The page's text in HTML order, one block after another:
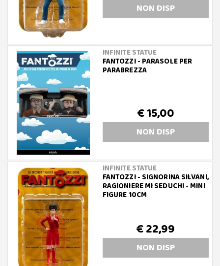
NON DISP
INFINITE STATUE
FANTOZZI - PARASOLE PER
PARABREZZA
€ 15,00
NON DISP
INFINITE STATUE
FANTOZZI - SIGNORINA SILVANI,
RAGIONIERE MI SEDUCHI - MINI
FIGURE 10CM
€ 22,99
NON DISP